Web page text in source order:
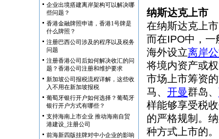
企业出境搭建离岸架构可以解决哪
些问题？
香港金融牌照申请，香港1号牌是
什么牌照？
注册巴西公司涉及的程序以及税务
问题
注册香港公司后如何解决收汇的问
题？香港公司注册和维护要求
新加坡公司报税流程详解，这些收
入不用在新加坡报税
葡萄牙银行开户如何选择？葡萄牙
银行开户方式有哪些？
支持海南上市企业 推动海南自贸
港建设_注册公司
前海新四版挂牌对中小企业的影响
纳斯达克上市
在纳斯达克上
而在IPO中，
海外设立离岸
将境内资产或
市场上市筹资
马、 开曼群岛、
样能够享受税
的严格规制。
种方式上市的。